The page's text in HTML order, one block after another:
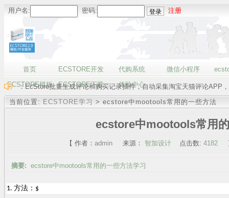
用户名: 密码: 注册
首页 ECSTORE开发 代购系统 微信小程序
ECSTORE模板 ECSTORE下载 体验中心
：EcStore批量生成评论和购买记录插件，自动采集淘宝天猫评论APP
当前位置: ECSTORE学习 > ecstore中mootools常用的一些方法
ecstore中mootools常用
【 作者： admin来源： 智加设计点击数: 4182更
摘要: ecstore中mootools常用的一些方法学习
1. 方法： $